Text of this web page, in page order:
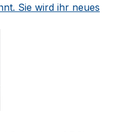
Sie wird ihr neues